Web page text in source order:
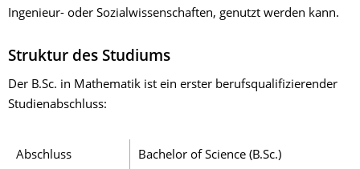
Ingenieur- oder Sozialwissenschaften, genutzt werden kann.
Struktur des Studiums
Der B.Sc. in Mathematik ist ein erster berufsqualifizierender
Studienabschluss:
Abschluss Bachelor of Science (B.Sc.)